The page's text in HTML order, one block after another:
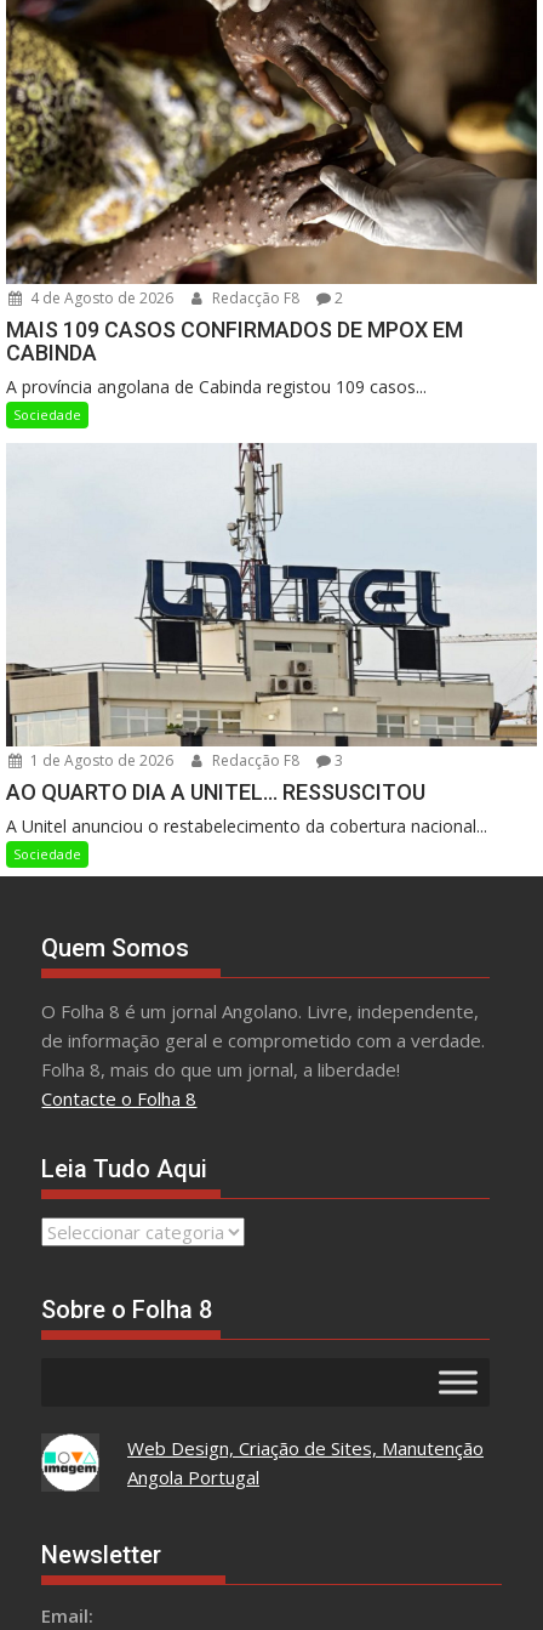
4 de Agosto de 2026 Redacção F8 2
MAIS 109 CASOS CONFIRMADOS DE MPOX EM
CABINDA
A província angolana de Cabinda registou 109 casos...
Sociedade
1 de Agosto de 2026 Redacção F8 3
AO QUARTO DIA A UNITEL… RESSUSCITOU
A Unitel anunciou o restabelecimento da cobertura nacional...
Sociedade
Quem Somos
O Folha 8 é um jornal Angolano. Livre, independente,
de informação geral e comprometido com a verdade.
Folha 8, mais do que um jornal, a liberdade!
Contacte o Folha 8
Leia Tudo Aqui
Leia
Sobre o Folha 8
Web Design, Criação de Sites, Manutenção
Angola Portugal
Newsletter
Email: